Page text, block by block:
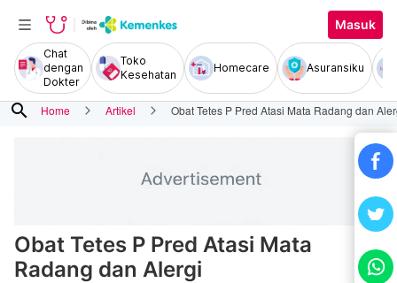
Masuk
Chat
dengan
Dokter
Toko
Kesehatan
Homecare Asuransiku
search Home Artikel Obat Tetes P Pred Atasi Mata Radang dan
Obat Tetes P Pred Atasi Mata
Radang dan Alergi